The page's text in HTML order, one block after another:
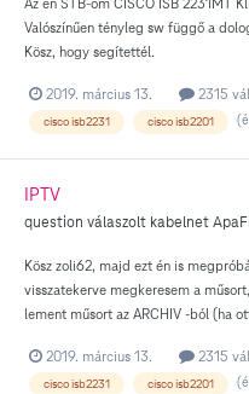
Valószínűen tényleg sw függő a
Kösz, hogy segítettél.
2019. március 13. 2315
cisco isb2231 cisco isb2201
IPTV
question válaszolt kabelnet
Kösz zoli62, majd ezt én is
visszatekerve megkeresem a
lement műsort az ARCHIV -ból (ha
2019. március 13. 2315
cisco isb2231 cisco isb2201